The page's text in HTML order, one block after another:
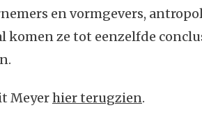
en vormgevers,
ze tot eenzelfde
Meyerhier terugzien.